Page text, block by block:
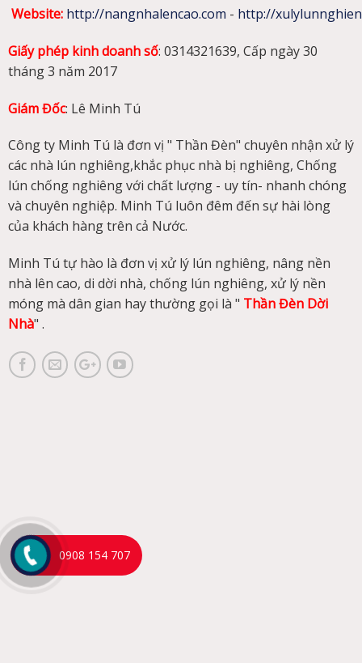
Website: http://nangnhalencao.com - http://
Giấy phép kinh doanh số: 0314321639, Cấp ngày 30
tháng 3 năm 2017
Giám Đốc: Lê Minh Tú
Công ty Minh Tú là đơn vị " Thần Đèn" chuyên nhận xử lý
các nhà lún nghiêng,khắc phục nhà bị nghiêng, Chống
lún chống nghiêng với chất lượng - uy tín- nhanh chóng
và chuyên nghiệp. Minh Tú luôn đêm đến sự hài lòng
của khách hàng trên cả Nước.
Minh Tú tự hào là đơn vị xử lý lún nghiêng, nâng nền
nhà lên cao, di dời nhà, chống lún nghiêng, xử lý nền
móng mà dân gian hay thường gọi là " Thần Đèn Dời
Nhà" .
0908 154 707